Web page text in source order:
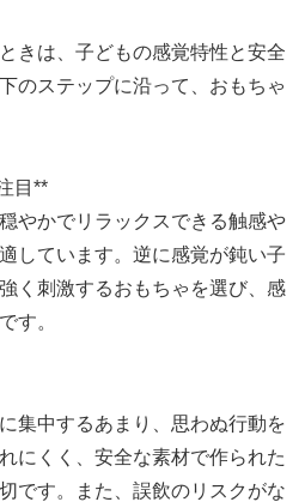
きは、子どもの感覚特性と安全
のステップに沿って、おもちゃ
目**
やかでリラックスできる触感や
しています。逆に感覚が鈍い子
く刺激するおもちゃを選び、感
す。
集中するあまり、思わぬ行動を
にくく、安全な素材で作られた
です。また、誤飲のリスクがな